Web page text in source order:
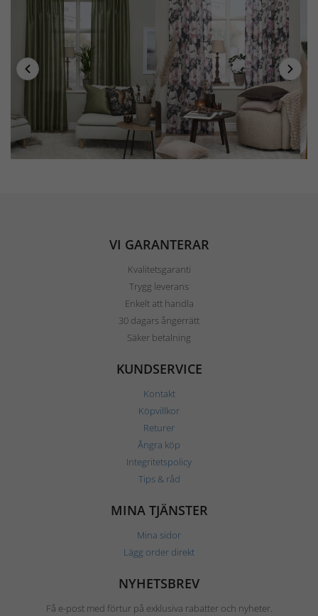
VI GARANTERAR
Kvalitetsgaranti
Trygg leverans
Enkelt att handla
30 dagars ångerrätt
Säker betalning
KUNDSERVICE
Kontakt
Köpvillkor
Returer
Ångra köp
Integritetspolicy
Tips & råd
MINA TJÄNSTER
Mina sidor
Lägg order direkt
NYHETSBREV
Få e-post med förtur på exklusiva rabatter och nyheter.